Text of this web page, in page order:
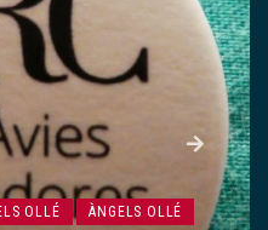
OLLÉ
ÀNGELS OLLÉ